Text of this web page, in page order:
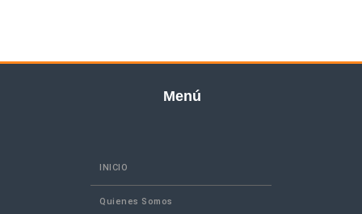
Menú
INICIO
Quienes Somos